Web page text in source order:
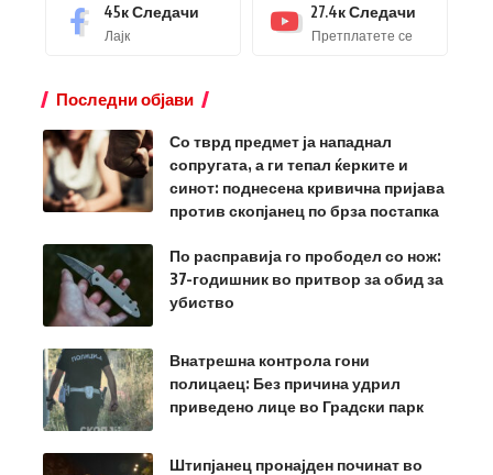
45кСледачи
Лајк
27.4кСледачи
Претплатете се
Последни објави
Со тврд предмет ја нападнал
сопругата, а ги тепал ќерките и
синот: поднесена кривична пријава
против скопјанец по брза постапка
По расправија го прободел со нож:
37-годишник во притвор за обид за
убиство
Внатрешна контрола гони
полицаец: Без причина удрил
приведено лице во Градски парк
Штипјанец пронајден починат во